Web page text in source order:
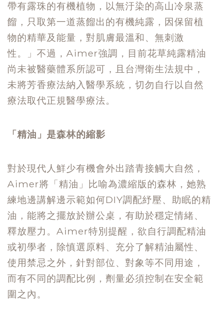
帶有露珠的有機植物，以無汙染的高山冷泉蒸
餾，只取第一道蒸餾出的有機純露，因保留植
物的精華及能量，對肌膚最溫和、無刺激
性。」不過，Aimer強調，目前花草純露精油
尚未被醫藥體系所認可，且台灣衛生法規中，
未將芳香療法納入醫學系統，切勿自行以自然
療法取代正規醫學療法。
「精油」是森林的縮影
對於現代人鮮少有機會外出踏青接觸大自然，
Aimer將「精油」比喻為濃縮版的森林，她熟
練地邊講解邊示範如何DIY調配紓壓、助眠的精
油，能將之擺放於辦公桌，有助於穩定情緒、
釋放壓力。Aimer特別提醒，欲自行調配精油
或初學者，除慎選原料、充分了解精油屬性、
使用禁忌之外，針對部位、對象等不同用途，
而有不同的調配比例，劑量必須控制在安全範
圍之內。